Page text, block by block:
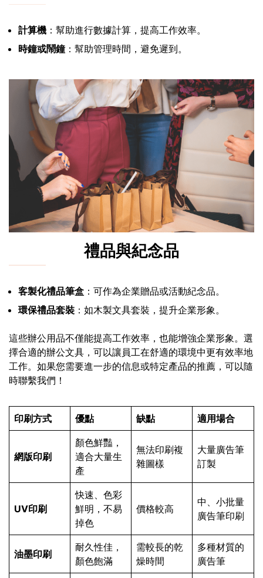
計算機 ：幫助進行數據計算，提高工作效率。
時鐘或鬧鐘：幫助管理時間，避免遲到。
禮品與紀念品
客製化禮品筆盒 ：可作為企業贈品或活動紀念品。
環保禮品套裝 ：如木製文具套裝，提升企業形象。
這些辦公用品不僅能提高工作效率，也能增強企業形象。選
擇合適的辦公文具，可以讓員工在舒適的環境中更有效率地
工作。如果您需要進一步的信息或特定產品的推薦，可以隨
時聯繫我們！
印刷方式 優點 缺點 適用場合
網版印刷
顏色鮮豔，
適合大量生
產
無法印刷複
雜圖樣
大量廣告筆
訂製
UV印刷
快速、色彩
鮮明，不易
掉色
價格較高
中、小批量
廣告筆印刷
油墨印刷
耐久性佳，
顏色飽滿
需較長的乾
燥時間
多種材質的
廣告筆